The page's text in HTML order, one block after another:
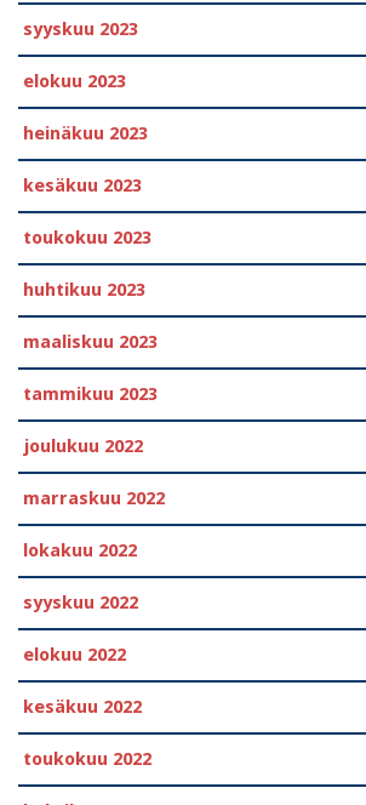
syyskuu 2023
elokuu 2023
heinäkuu 2023
kesäkuu 2023
toukokuu 2023
huhtikuu 2023
maaliskuu 2023
tammikuu 2023
joulukuu 2022
marraskuu 2022
lokakuu 2022
syyskuu 2022
elokuu 2022
kesäkuu 2022
toukokuu 2022